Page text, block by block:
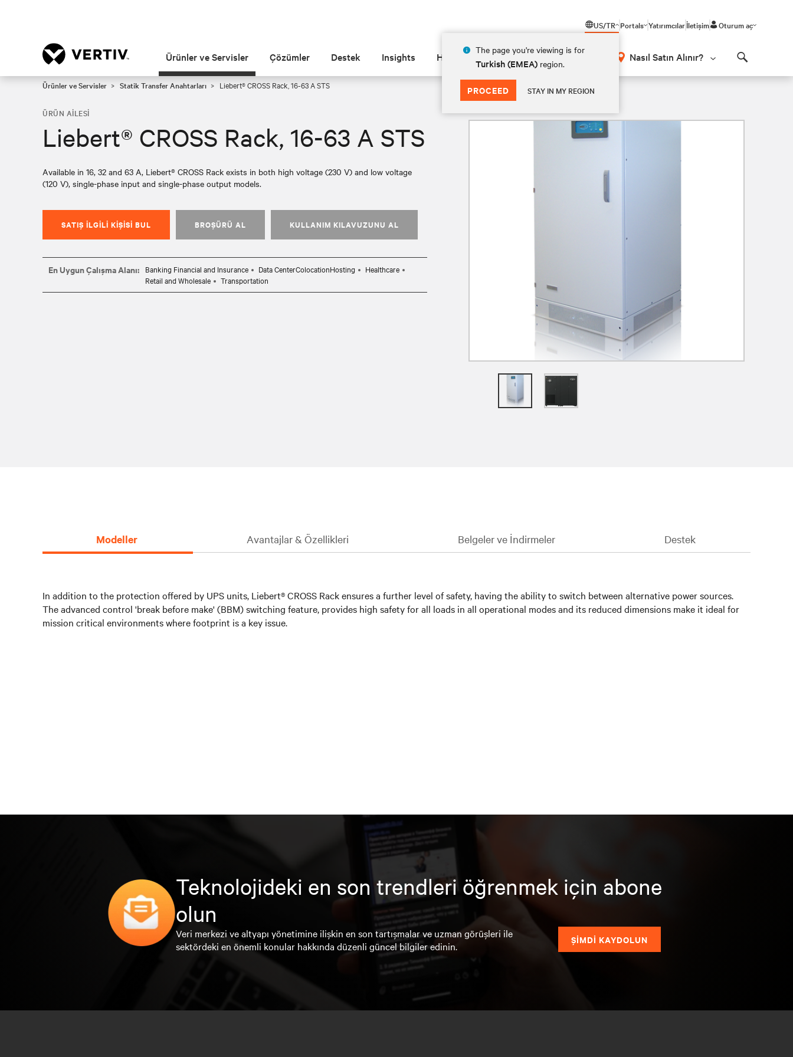
US/TR
The page you're viewing is for
Turkish (EMEA) region.
PROCEED STAY IN MY REGION
Portals Yatırımcılarİletişim Oturum aç
Ürünler ve Servisler Çözümler Destek Insights Hakkında Nasıl Satın Alınır?
Ürünler ve Servisler Statik Transfer Anahtarları Liebert® CROSS Rack, 16-63 A STS
ÜRÜN AILESI
Liebert® CROSS Rack, 16-63 A STS
Available in 16, 32 and 63 A, Liebert® CROSS Rack exists in both high voltage (230 V) and low voltage
(120 V), single-phase input and single-phase output models.
SATIŞ İLGILI KIŞISI BUL BROŞÜRÜ AL KULLANIM KILAVUZUNU AL
En Uygun Çalışma Alanı: Banking Financial and Insurance Data CenterColocationHosting
Healthcare
Retail and Wholesale
Transportation
Modeller Avantajlar & Özellikleri Belgeler ve İndirmeler Destek
In addition to the protection offered by UPS units, Liebert® CROSS Rack ensures a further level of safety, having the ability to switch between alternative power sources.
The advanced control 'break before make' (BBM) switching feature, provides high safety for all loads in all operational modes and its reduced dimensions make it ideal for
mission critical environments where footprint is a key issue.
Teknolojideki en son trendleri öğrenmek için abone
olun
Veri merkezi ve altyapı yönetimine ilişkin en son tartışmalar ve uzman görüşleri ile
sektördeki en önemli konular hakkında düzenli güncel bilgiler edinin.
ŞİMDİ KAYDOLUN